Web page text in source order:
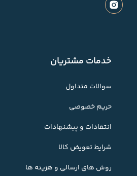
خدمات مشتریان
سوالات متداول
حریم خصوصی
انتقادات و پیشنهادات
شرایط تعویض کالا
روش های ارسالی و هزینه ها